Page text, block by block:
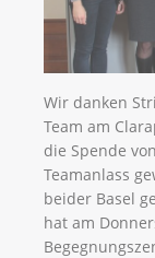
Wir danken
Team am
die Spende
Teamanlass
beider Basel
hat am